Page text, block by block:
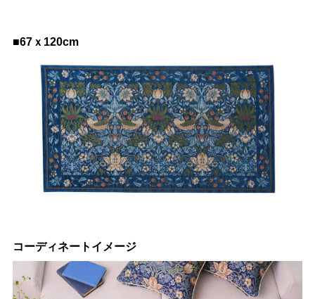
■67ｘ120cm
コーディネートイメージ